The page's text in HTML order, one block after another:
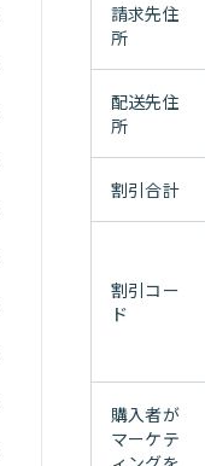
請求先住
所
配送先住
所
割引合計
割引コー
ド
購入者が
マーケテ